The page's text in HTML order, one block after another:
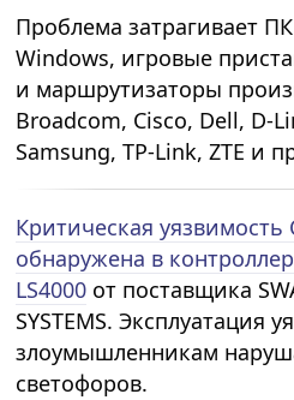
Проблема затрагивает
Windows, игровые
и маршрутизаторы
Broadcom, Cisco, Dell, D-
Samsung, TP-Link, ZTE и
Критическая уязвимость
обнаружена в
LS4000 от поставщика
SYSTEMS. Эксплуатация
злоумышленникам
светофоров.